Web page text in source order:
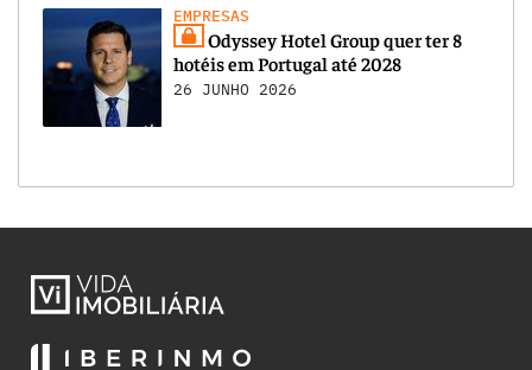
EMPRESAS
Odyssey Hotel Group quer ter 8
hotéis em Portugal até 2028
26 JUNHO 2026